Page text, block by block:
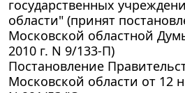
государственных
области" (принят
Московской областной
2010 г. N 9/133-П)
Постановление
Московской области от 12